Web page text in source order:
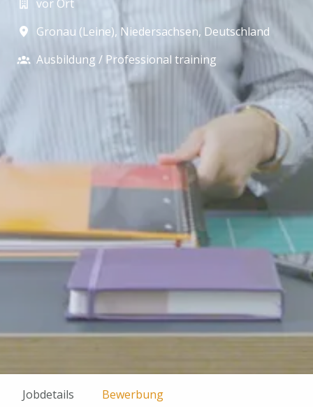
vor Ort
Gronau (Leine), Niedersachsen, Deutschland
Ausbildung / Professional training
Jobdetails Bewerbung